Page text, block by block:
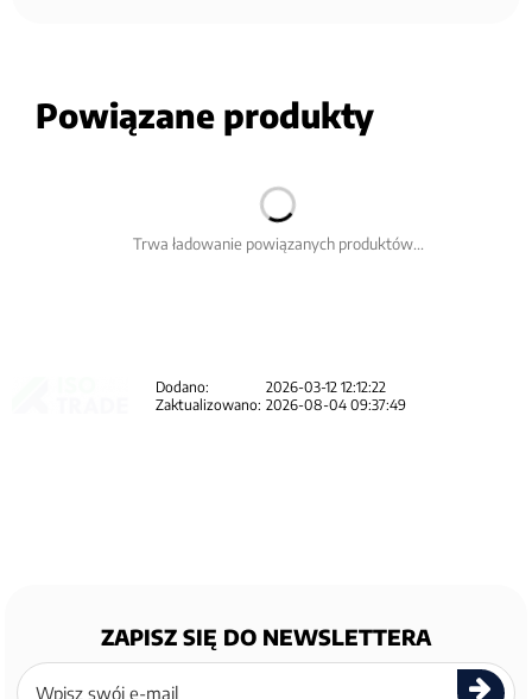
Powiązane produkty
Trwa ładowanie powiązanych produktów...
Dodano:
2026-03-12 12:12:22
Zaktualizowano: 2026-08-04 09:37:49
ZAPISZ SIĘ DO NEWSLETTERA
Zapisz
się